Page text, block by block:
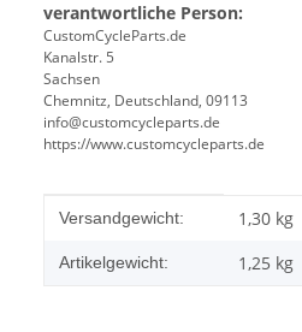
verantwortliche Person:
CustomCycleParts.de
Kanalstr. 5
Sachsen
Chemnitz, Deutschland, 09113
info@customcycleparts.de
https://www.customcycleparts.de
Produkteigenschaft
Wert
Versandgewicht: 1,30 kg
Artikelgewicht: 1,25 kg